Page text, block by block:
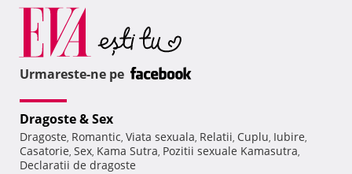
Urmareste-ne pe
Dragoste & Sex
Dragoste, Romantic, Viata sexuala, Relatii, Cuplu, Iubire,
Casatorie, Sex, Kama Sutra, Pozitii sexuale Kamasutra,
Declaratii de dragoste